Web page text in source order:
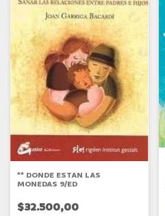
** DONDE ESTAN LAS
MONEDAS 9/ED
$32.500,00